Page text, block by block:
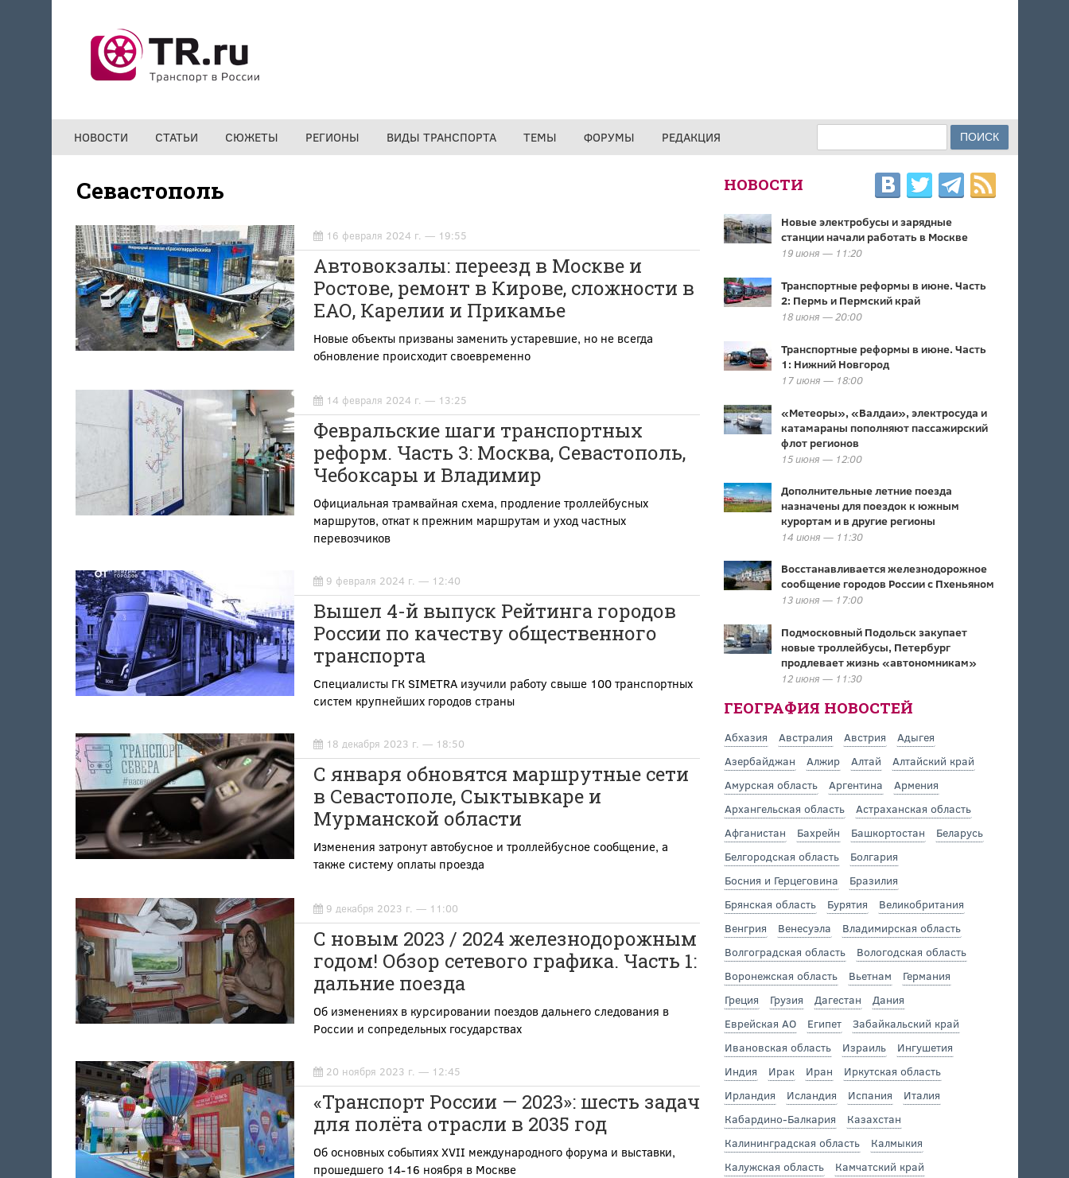
НОВОСТИ СТАТЬИ СЮЖЕТЫ РЕГИОНЫ ВИДЫ ТРАНСПОРТА ТЕМЫ ФОРУМЫ РЕДАКЦИЯ ФОРМА ПОИСКА
Севастополь
16 февраля 2024 г. — 19:55
Автовокзалы: переезд в Москве и
Ростове, ремонт в Кирове, сложности в
ЕАО, Карелии и Прикамье
Новые объекты призваны заменить устаревшие, но не всегда
обновление происходит своевременно
14 февраля 2024 г. — 13:25
Февральские шаги транспортных
реформ. Часть 3: Москва, Севастополь,
Чебоксары и Владимир
Официальная трамвайная схема, продление троллейбусных
маршрутов, откат к прежним маршрутам и уход частных
перевозчиков
9 февраля 2024 г. — 12:40
Вышел 4-й выпуск Рейтинга городов
России по качеству общественного
транспорта
Специалисты ГК SIMETRA изучили работу свыше 100 транспортных
систем крупнейших городов страны
18 декабря 2023 г. — 18:50
С января обновятся маршрутные сети
в Севастополе, Сыктывкаре и
Мурманской области
Изменения затронут автобусное и троллейбусное сообщение, а
также систему оплаты проезда
9 декабря 2023 г. — 11:00
С новым 2023 / 2024 железнодорожным
годом! Обзор сетевого графика. Часть 1:
дальние поезда
Об изменениях в курсировании поездов дальнего следования в
России и сопредельных государствах
20 ноября 2023 г. — 12:45
«Транспорт России — 2023»: шесть задач
для полёта отрасли в 2035 год
Об основных событиях XVII международного форума и выставки,
прошедшего 14-16 ноября в Москве
НОВОСТИ
Новые электробусы и зарядные
станции начали работать в Москве
19 июня — 11:20
Транспортные реформы в июне. Часть
2: Пермь и Пермский край
18 июня — 20:00
Транспортные реформы в июне. Часть
1: Нижний Новгород
17 июня — 18:00
«Метеоры», «Валдаи», электросуда и
катамараны пополняют пассажирский
флот регионов
15 июня — 12:00
Дополнительные летние поезда
назначены для поездок к южным
курортам и в другие регионы
14 июня — 11:30
Восстанавливается железнодорожное
сообщение городов России с Пхеньяном
13 июня — 17:00
Подмосковный Подольск закупает
новые троллейбусы, Петербург
продлевает жизнь «автономникам»
12 июня — 11:30
ГЕОГРАФИЯ НОВОСТЕЙ
Абхазия Австралия Австрия
Адыгея
Азербайджан
Алжир Алтай
Алтайский край
Амурская область
Аргентина
Армения
Архангельская область
Астраханская область
Афганистан
Бахрейн Башкортостан
Беларусь
Белгородская область
Болгария
Босния и Герцеговина
Бразилия
Брянская область
Бурятия
Великобритания
Венгрия
Венесуэла
Владимирская область
Волгоградская область
Вологодская область
Воронежская область
Вьетнам
Германия
Греция
Грузия Дагестан
Дания
Еврейская АО
Египет
Забайкальский край
Ивановская область
Израиль
Ингушетия
Индия
Ирак Иран
Иркутская область
Ирландия
Исландия Испания
Италия
Кабардино-Балкария
Казахстан
Калининградская область
Калмыкия
Калужская область
Камчатский край